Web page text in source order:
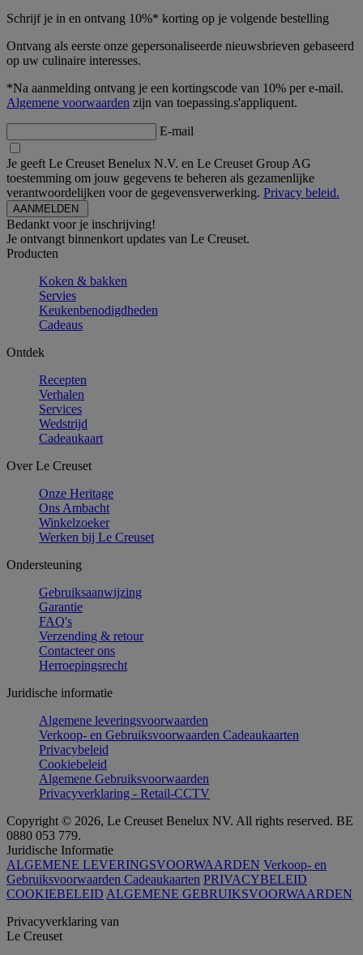
Schrijf je in en ontvang 10%* korting op je volgende bestelling
Ontvang als eerste onze gepersonaliseerde nieuwsbrieven gebaseerd
op uw culinaire interesses.
*Na aanmelding ontvang je een kortingscode van 10% per e-mail.
Algemene voorwaarden zijn van toepassing.s'appliquent.
E-mail
Je geeft Le Creuset Benelux N.V. en Le Creuset Group AG
toestemming om jouw gegevens te beheren als gezamenlijke
verantwoordelijken voor de gegevensverwerking. Privacy beleid.
Bedankt voor je inschrijving!
Je ontvangt binnenkort updates van Le Creuset.
Producten
Koken & bakken
Servies
Keukenbenodigdheden
Cadeaus
Ontdek
Recepten
Verhalen
Services
Wedstrijd
Cadeaukaart
Over Le Creuset
Onze Heritage
Ons Ambacht
Winkelzoeker
Werken bij Le Creuset
Ondersteuning
Gebruiksaanwijzing
Garantie
FAQ's
Verzending & retour
Contacteer ons
Herroepingsrecht
Juridische informatie
Algemene leveringsvoorwaarden
Verkoop- en Gebruiksvoorwaarden Cadeaukaarten
Privacybeleid
Cookiebeleid
Algemene Gebruiksvoorwaarden
Privacyverklaring - Retail-CCTV
Copyright © 2026, Le Creuset Benelux NV. All rights reserved. BE
0880 053 779.
Juridische Informatie
ALGEMENE LEVERINGSVOORWAARDEN Verkoop- en
Gebruiksvoorwaarden Cadeaukaarten PRIVACYBELEID
COOKIEBELEID ALGEMENE GEBRUIKSVOORWAARDEN
Privacyverklaring van
Le Creuset